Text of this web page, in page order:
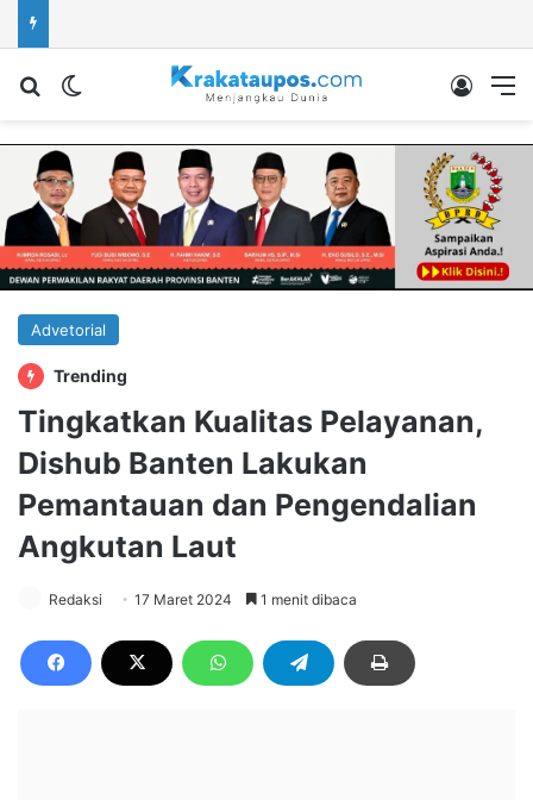
Cari berita...Switch skin Log In
Advetorial
Trending
Tingkatkan Kualitas Pelayanan,
Dishub Banten Lakukan
Pemantauan dan Pengendalian
Angkutan Laut
Redaksi 17 Maret 2024 1 menit dibaca